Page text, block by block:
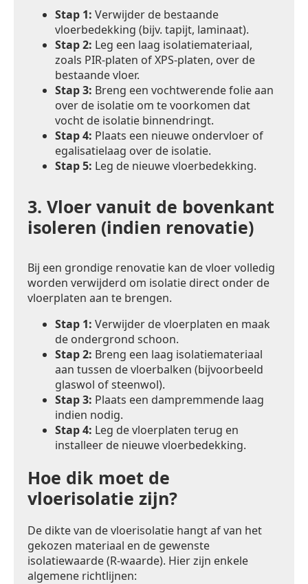
Stap 1: Verwijder de bestaande
vloerbedekking (bijv. tapijt, laminaat).
Stap 2: Leg een laag isolatiemateriaal,
zoals PIR-platen of XPS-platen, over de
bestaande vloer.
Stap 3: Breng een vochtwerende folie aan
over de isolatie om te voorkomen dat
vocht de isolatie binnendringt.
Stap 4: Plaats een nieuwe ondervloer of
egalisatielaag over de isolatie.
Stap 5: Leg de nieuwe vloerbedekking.
3. Vloer vanuit de bovenkant
isoleren (indien renovatie)
Bij een grondige renovatie kan de vloer volledig
worden verwijderd om isolatie direct onder de
vloerplaten aan te brengen.
Stap 1: Verwijder de vloerplaten en maak
de ondergrond schoon.
Stap 2: Breng een laag isolatiemateriaal
aan tussen de vloerbalken (bijvoorbeeld
glaswol of steenwol).
Stap 3: Plaats een dampremmende laag
indien nodig.
Stap 4: Leg de vloerplaten terug en
installeer de nieuwe vloerbedekking.
Hoe dik moet de
vloerisolatie zijn?
De dikte van de vloerisolatie hangt af van het
gekozen materiaal en de gewenste
isolatiewaarde (R-waarde). Hier zijn enkele
algemene richtlijnen: